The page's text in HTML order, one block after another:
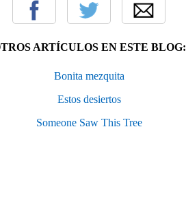
ARTÍCULOS EN ESTE BLOG:
Bonita mezquita
Estos desiertos
Someone Saw This Tree